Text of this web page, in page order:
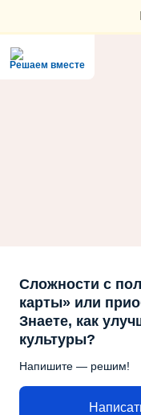
Решаем вместе
Сложности с
карты» или
Знаете, как
культуры?
Напишите — решим!